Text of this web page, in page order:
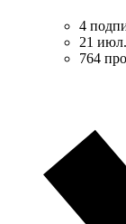
4
21 июл.
764